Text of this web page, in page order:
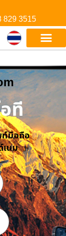
829 3515
ที
ท์มือถือ
เนม